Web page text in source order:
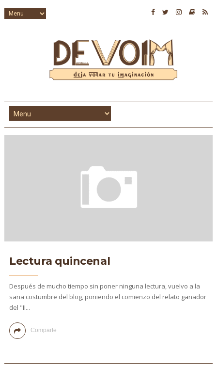
Lectura quincenal
Después de mucho tiempo sin poner ninguna lectura, vuelvo a la
sana costumbre del blog, poniendo el comienzo del relato ganador
del "II...
Comparte